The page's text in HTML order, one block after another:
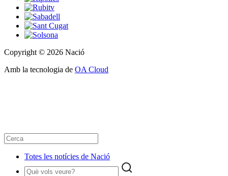
Copyright © 2026 Nació
Amb la tecnologia de OA Cloud
Totes les notícies de Nació